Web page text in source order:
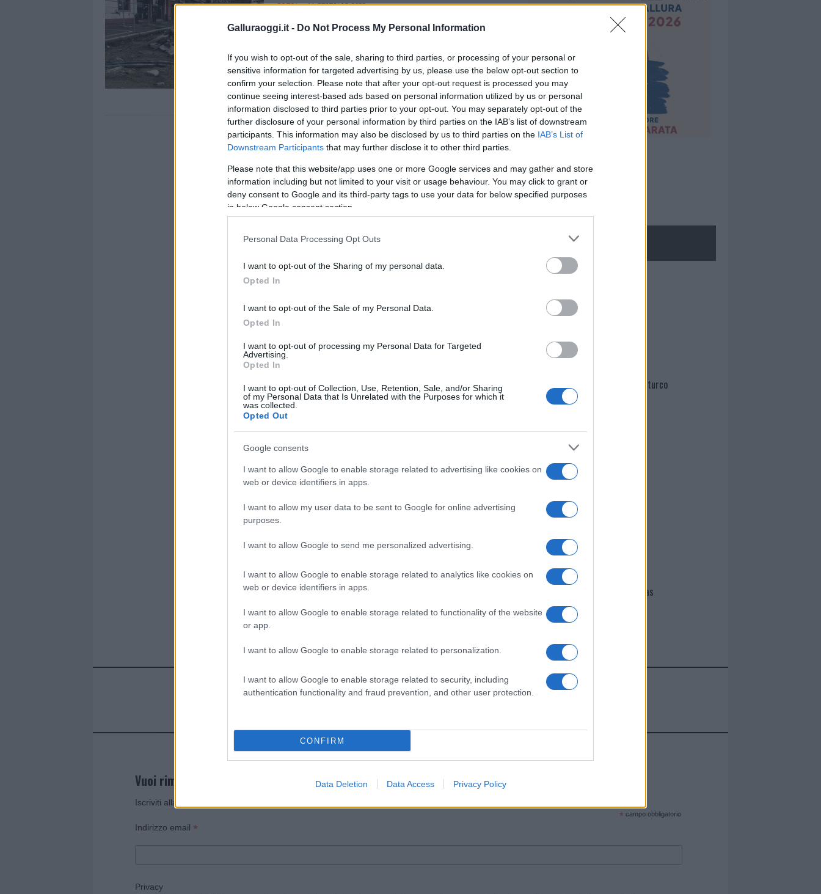
Galluraoggi.it - Do Not Process My Personal Information
If you wish to opt-out of the sale, sharing to third parties, or processing of your personal or
sensitive information for targeted advertising by us, please use the below opt-out section to
confirm your selection. Please note that after your opt-out request is processed you may
continue seeing interest-based ads based on personal information utilized by us or personal
information disclosed to third parties prior to your opt-out. You may separately opt-out of the
further disclosure of your personal information by third parties on the IAB’s list of downstream
participants. This information may also be disclosed by us to third parties on the IAB’s List of
Downstream Participants that may further disclose it to other third parties.
Please note that this website/app uses one or more Google services and may gather and store
information including but not limited to your visit or usage behaviour. You may click to grant or
deny consent to Google and its third-party tags to use your data for below specified purposes
in below Google consent section.
Personal Data Processing Opt Outs
I want to opt-out of the Sharing of my personal data.
Opted In
I want to opt-out of the Sale of my Personal Data.
Opted In
I want to opt-out of processing my Personal Data for Targeted
Advertising.
Opted In
I want to opt-out of Collection, Use, Retention, Sale, and/or Sharing
of my Personal Data that Is Unrelated with the Purposes for which it
was collected.
Opted Out
Google consents
I want to allow Google to enable storage related to advertising like cookies on
web or device identifiers in apps.
I want to allow my user data to be sent to Google for online advertising
purposes.
I want to allow Google to send me personalized advertising.
I want to allow Google to enable storage related to analytics like cookies on
web or device identifiers in apps.
I want to allow Google to enable storage related to functionality of the website
or app.
I want to allow Google to enable storage related to personalization.
I want to allow Google to enable storage related to security, including
authentication functionality and fraud prevention, and other user protection.
CONFIRM
Data Deletion Data Access Privacy Policy
OLBIA 11 GENNAIO 2022
Si lavora sui marciapiedi per riaprire la
I lavori di via Genova a Olbia. Lavori che procedono
a rilento nel cantiere di via Genova e che stanno
creando una marea di disagi tra i commercianti e i…
NECROLOGIE
Martina Agostina Diturco
I nostri cari
I nostri cari
Giovannimaria Cabras
Invia un Comunicato Stampa|Pubblicità|Segnala
Vuoi rimanere sempre aggiornato?
Iscriviti alla newsletter di Gallura Oggi e ricevi le nostre email periodiche contenenti le ultime notizie pubblicate sul sito web!
* campo obbligatorio
Indirizzo email *
Privacy